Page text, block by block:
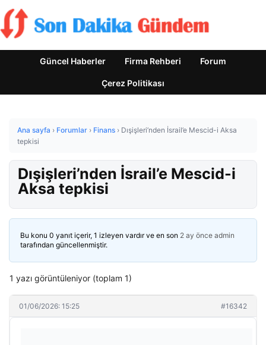
Güncel Haberler Firma Rehberi Forum
Çerez Politikası
Ana sayfa › Forumlar › Finans › Dışişleri’nden İsrail’e Mescid-i Aksa
tepkisi
Dışişleri’nden İsrail’e Mescid-i
Aksa tepkisi
Bu konu 0 yanıt içerir, 1 izleyen vardır ve en son 2 ay önce admin
tarafından güncellenmiştir.
1 yazı görüntüleniyor (toplam 1)
01/06/2026: 15:25 #16342